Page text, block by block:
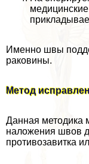
Именно швы
paковины.
Метод
Данная методика
наложения швов
противозавитка